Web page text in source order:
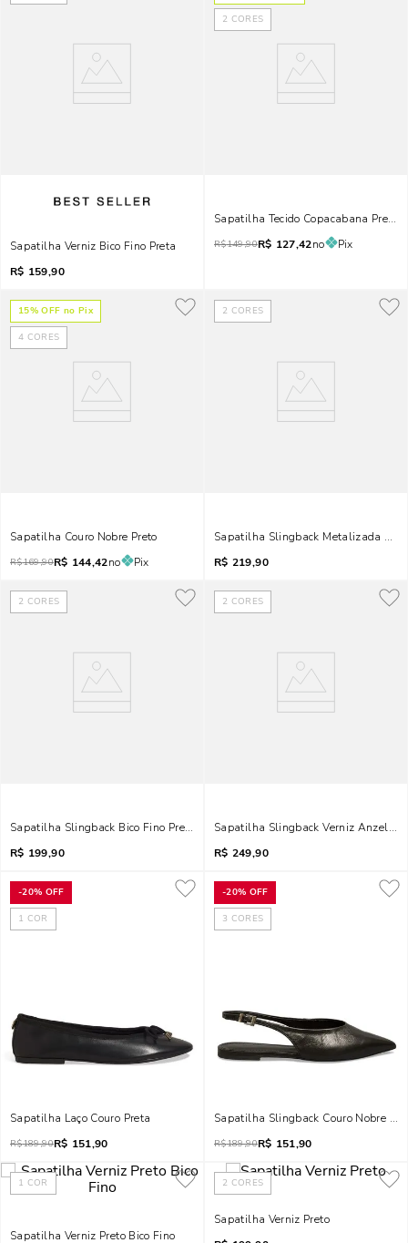
Sapatilha Verniz Bico Fino Preta
R$ 159,90
2 CORES
Sapatilha Tecido Copacabana Preta
R$149,90R$ 127,42no Pix
15% OFF no Pix
4 CORES
Sapatilha Couro Nobre Preto
R$169,90R$ 144,42no Pix
2 CORES
Sapatilha Slingback Metalizada
R$ 219,90
2 CORES
Sapatilha Slingback Bico Fino Preta
R$ 199,90
2 CORES
Sapatilha Slingback Verniz Anzeli
R$ 249,90
-20% OFF
1 COR
Sapatilha Laço Couro Preta
R$189,90R$ 151,90
-20% OFF
3 CORES
Sapatilha Slingback Couro Nobre
R$189,90R$ 151,90
1 COR
Sapatilha Verniz Preto Bico Fino
2 CORES
Sapatilha Verniz Preto